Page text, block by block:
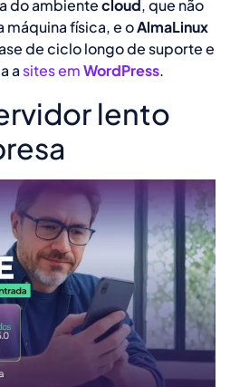
do ambientecloud, que não
máquina física, e oAlmaLinux
de ciclo longo de suporte e
a sites emWordPress.
lento